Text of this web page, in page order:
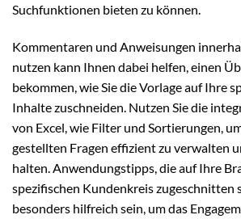
Suchfunktionen bieten zu können.
Kommentaren und Anweisungen
nutzen kann Ihnen dabei helfen, einen
bekommen, wie Sie die Vorlage auf Ihre
Inhalte zuschneiden. Nutzen Sie die
von Excel, wie Filter und Sortierungen,
gestellten Fragen effizient zu verwalten
halten. Anwendungstipps, die auf Ihre
spezifischen Kundenkreis zugeschnitten
besonders hilfreich sein, um das